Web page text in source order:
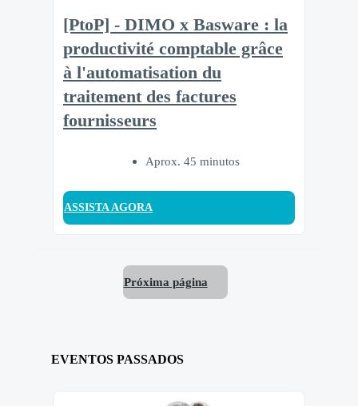
[PtoP] - DIMO x Basware : la
productivité comptable grâce
à l'automatisation du
traitement des factures
fournisseurs
Aprox. 45 minutos
ASSISTA AGORA
Próxima página
EVENTOS PASSADOS